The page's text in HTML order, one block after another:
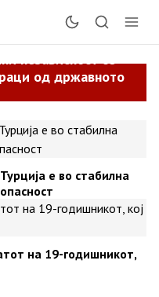
независност се
од државното
е во стабилна
на 19-годишникот,